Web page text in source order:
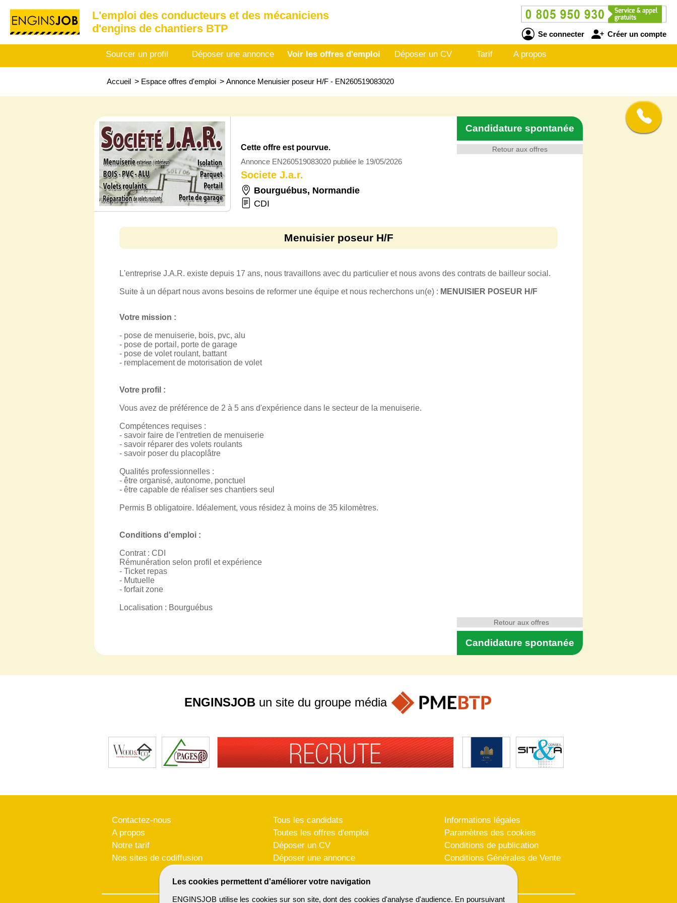
L'emploi des conducteurs et des mécaniciens
d'engins de chantiers BTP
Se connecter Créer un compte
Sourcer un profil Déposer une annonce Voir les offres d'emploi Déposer un CV Tarif A propos
Accueil > Espace offres d'emploi > Annonce Menuisier poseur H/F - EN260519083020
Retour aux offres
Candidature spontanée
Cette offre est pourvue.
Annonce EN260519083020 publiée le 19/05/2026
Societe J.a.r.
Bourguébus, Normandie
CDI
Menuisier poseur H/F
L'entreprise J.A.R. existe depuis 17 ans, nous travaillons avec du particulier et nous avons des contrats de bailleur social.
Suite à un départ nous avons besoins de reformer une équipe et nous recherchons un(e) : MENUISIER POSEUR H/F
Votre mission :
- pose de menuiserie, bois, pvc, alu
- pose de portail, porte de garage
- pose de volet roulant, battant
- remplacement de motorisation de volet
Votre profil :
Vous avez de préférence de 2 à 5 ans d'expérience dans le secteur de la menuiserie.
Compétences requises :
- savoir faire de l'entretien de menuiserie
- savoir réparer des volets roulants
- savoir poser du placoplâtre
Qualités professionnelles :
- être organisé, autonome, ponctuel
- être capable de réaliser ses chantiers seul
Permis B obligatoire. Idéalement, vous résidez à moins de 35 kilomètres.
Conditions d'emploi :
Contrat : CDI
Rémunération selon profil et expérience
- Ticket repas
- Mutuelle
- forfait zone
Localisation : Bourguébus
Candidature spontanée
Retour aux offres
Les cookies permettent d'améliorer votre navigation
ENGINSJOB utilise les cookies sur son site, dont des cookies d'analyse d'audience. En poursuivant
ENGINSJOB un site du groupe média
Contactez-nous
A propos
Notre tarif
Nos sites de codiffusion
Tous les candidats
Toutes les offres d'emploi
Déposer un CV
Déposer une annonce
Informations légales
Paramètres des cookies
Conditions de publication
Conditions Générales de Vente